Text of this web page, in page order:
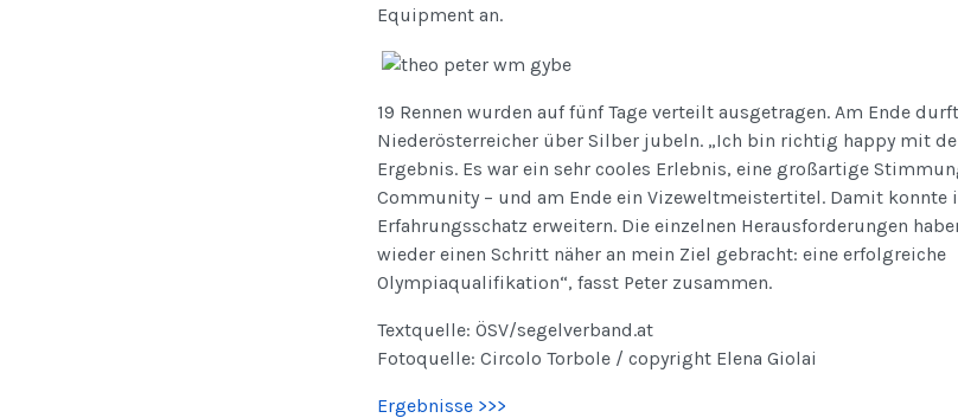
Equipment an.
19 Rennen wurden auf fünf Tage verteilt ausgetragen. Am Ende
Niederösterreicher über Silber jubeln. „Ich bin richtig happy mit
Ergebnis. Es war ein sehr cooles Erlebnis, eine großartige
Community – und am Ende ein Vizeweltmeistertitel. Damit konnte
Erfahrungsschatz erweitern. Die einzelnen Herausforderungen
wieder einen Schritt näher an mein Ziel gebracht: eine erfolgreiche
Olympiaqualifikation“, fasst Peter zusammen.
Textquelle: ÖSV/segelverband.at
Fotoquelle: Circolo Torbole / copyright Elena Giolai
Ergebnisse >>>